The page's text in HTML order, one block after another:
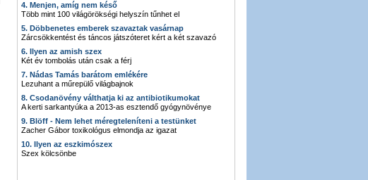
4. Menjen, amíg nem késő
Több mint 100 világörökségi helyszín tűnhet el
5. Döbbenetes emberek szavaztak vasárnap
Zárcsökkentést és táncos játszóteret kért a két szavazó
6. Ilyen az amish szex
Két év tombolás után csak a férj
7. Nádas Tamás barátom emlékére
Lezuhant a műrepülő világbajnok
8. Csodanövény válthatja ki az antibiotikumokat
A kerti sarkantyúka a 2013-as esztendő gyógynövénye
9. Blöff - Nem lehet méregteleníteni a testünket
Zacher Gábor toxikológus elmondja az igazat
10. Ilyen az eszkimószex
Szex kölcsönbe